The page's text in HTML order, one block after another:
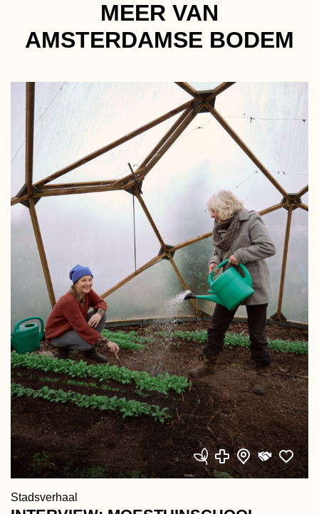
MEER VAN
AMSTERDAMSE BODEM
Stadsverhaal